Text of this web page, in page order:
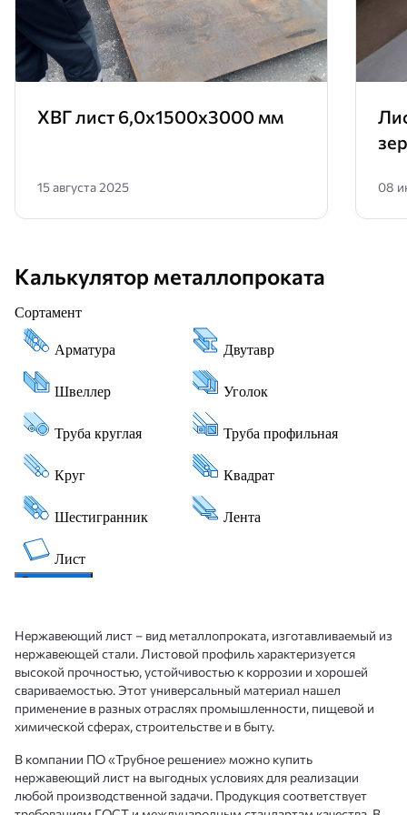
ХВГ лист 6,0х1500х3000 мм
15 августа 2025 08
Калькулятор металлопроката
Нержавеющий лист – вид металлопроката, изготавливаемый из
нержавеющей стали. Листовой профиль характеризуется
высокой прочностью, устойчивостью к коррозии и хорошей
свариваемостью. Этот универсальный материал нашел
применение в разных отраслях промышленности, пищевой и
химической сферах, строительстве и в быту.
В компании ПО «Трубное решение» можно купить
нержавеющий лист на выгодных условиях для реализации
любой производственной задачи. Продукция соответствует